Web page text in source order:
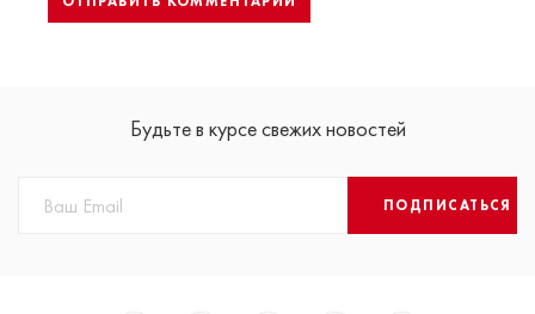
Будьте в курсе свежих новостей
ПОДПИСАТЬСЯ